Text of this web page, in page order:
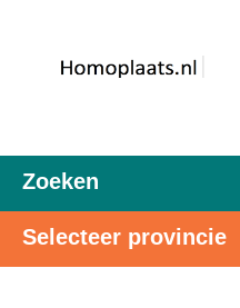
Zoeken
Selecteer provincie